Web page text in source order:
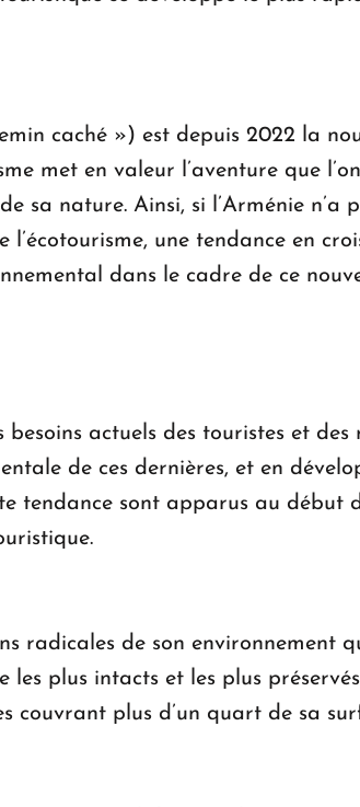
caché ») est depuis 2022 la
met en valeur l’aventure que
sa nature. Ainsi, si l’Arménie n’a
une tendance en
dans le cadre de ce
actuels des touristes et des
de ces dernières, et en
sont apparus au début
radicales de son environnement
les plus intacts et les plus
couvrant plus d’un quart de sa